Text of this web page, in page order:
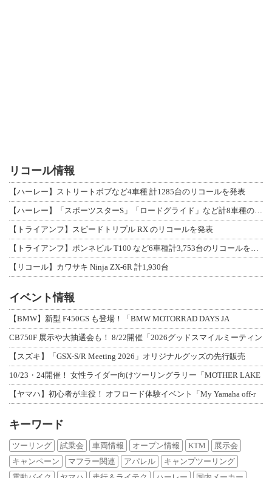
リコール情報
【ハーレー】ストリートボブなど4車種 計1285台のリコールを発表
【トライアンフ】スピードトリプル RX のリコールを発表
【リコール】カワサキ Ninja ZX-6R 計1,930台
イベント情報
【BMW】新型 F450GS も登場！「BMW MOTORRAD DAYS JA
CB750F 展示や大抽選会も！ 8/22開催「2026グッドスマイルミーティン
【スズキ】「GSX-S/R Meeting 2026」オリジナルグッズの先行販売
10/23・24開催！ 女性ライダー向けツーリングラリー「MOTHER LAKE
【ヤマハ】初心者が主役！ オフロード体験イベント「My Yamaha off-r
キーワード
ツーリング 試乗会 車両情報 オープン情報 KTM
展示会
キャンペーン
マフラー関連 アパレル
キャンプツーリング